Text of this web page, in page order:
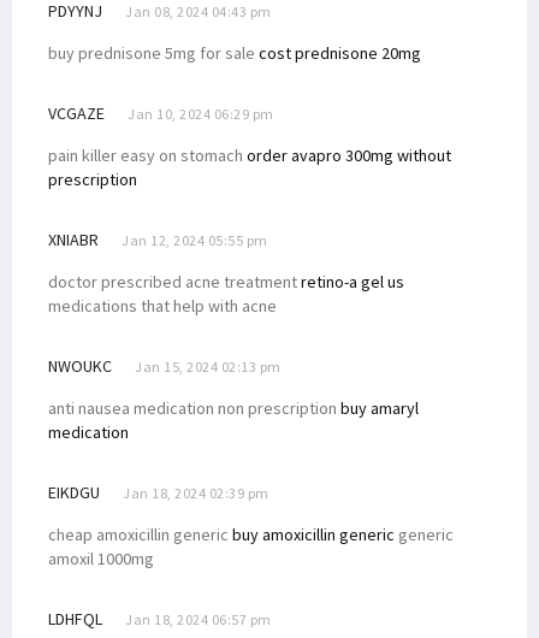
PDYYNJ Jan 08, 2024 04:43 pm
buy prednisone 5mg for sale cost prednisone 20mg
VCGAZE Jan 10, 2024 06:29 pm
pain killer easy on stomach order avapro 300mg without
prescription
XNIABR Jan 12, 2024 05:55 pm
doctor prescribed acne treatmentretino-a gel us
medications that help with acne
NWOUKC Jan 15, 2024 02:13 pm
anti nausea medication non prescription buy amaryl
medication
EIKDGU Jan 18, 2024 02:39 pm
cheap amoxicillin generic buy amoxicillin generic generic
amoxil 1000mg
LDHFQL Jan 18, 2024 06:57 pm